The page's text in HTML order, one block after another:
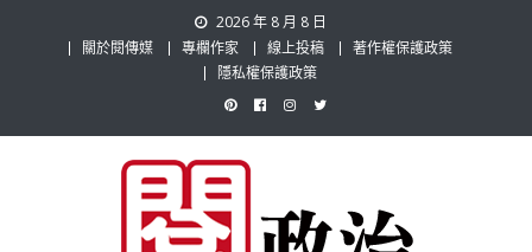
2026 年 8 月 8 日
關於閱傳媒
專欄作家 線上投稿
著作權保護政策
隱私權保護政策